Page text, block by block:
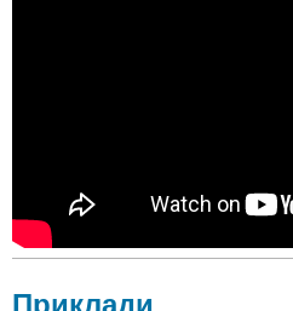
Приклади